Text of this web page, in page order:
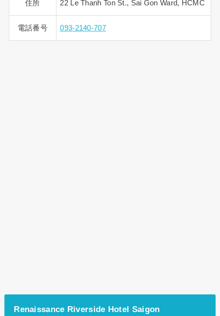
住所 22 Le Thanh Ton St., Sai Gon Ward, HCMC
電話番号 093-2140-707
Renaissance Riverside Hotel Saigon